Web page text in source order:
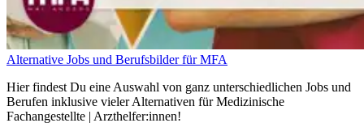
Alternative Jobs und Berufsbilder für MFA
Hier findest Du eine Auswahl von ganz unterschiedlichen Jobs und
Berufen inklusive vieler Alternativen für Medizinische
Fachangestellte | Arzthelfer:innen!